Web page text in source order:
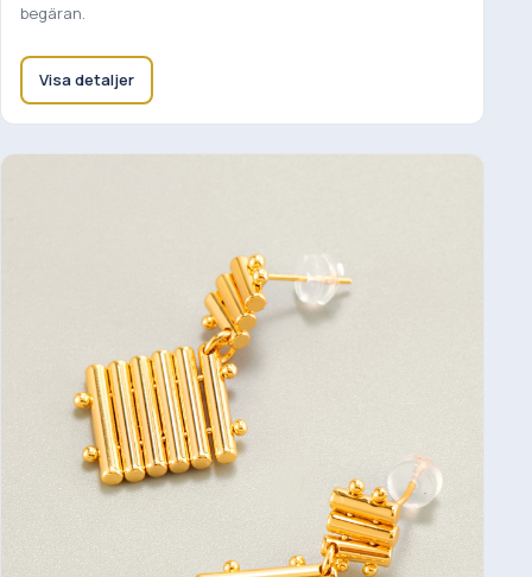
begäran.
Visa detaljer